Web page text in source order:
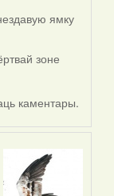
ямку
зоне
каментары.